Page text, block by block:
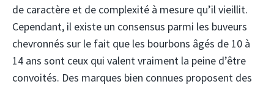
de caractère et de complexité à mesure qu’il vieillit.
Cependant, il existe un consensus parmi les buveurs
chevronnés sur le fait que les bourbons âgés de 10 à
14 ans sont ceux qui valent vraiment la peine d’être
convoités. Des marques bien connues proposent des